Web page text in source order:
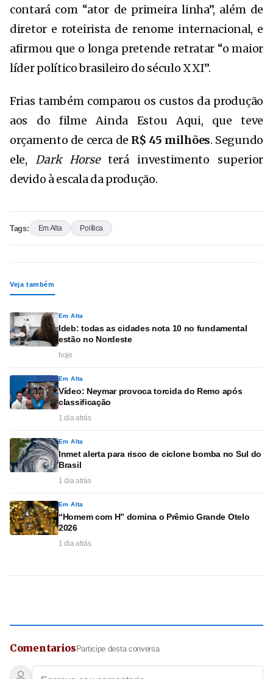
contará com “ator de primeira linha”, além de
diretor e roteirista de renome internacional, e
afirmou que o longa pretende retratar “o maior
líder político brasileiro do século XXI”.
Frias também comparou os custos da produção
aos do filmeAinda Estou Aqui, que teve
orçamento de cerca de R$ 45 milhões. Segundo
ele,Dark Horseterá investimento superior
devido à escala da produção.
Tags: Em Alta Política
Veja também
Em Alta
Ideb: todas as cidades nota 10 no fundamental
estão no Nordeste
hoje
Em Alta
Vídeo: Neymar provoca torcida do Remo após
classificação
1 dia atrás
Em Alta
Inmet alerta para risco de ciclone bomba no Sul do
Brasil
1 dia atrás
Em Alta
“Homem com H” domina o Prêmio Grande Otelo
2026
1 dia atrás
Comentarios Participe desta conversa